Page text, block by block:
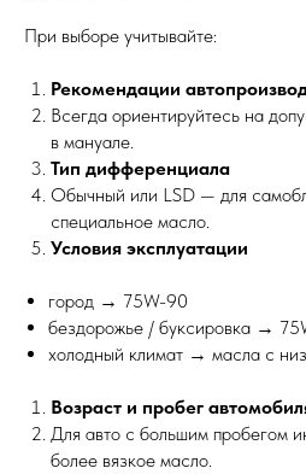
При выборе учитывайте:
Рекомендации
Всегда ориентируйтесь на
в мануале.
Тип дифференциала
Обычный или LSD — для
специальное масло.
Условия эксплуатации
город → 75W-90
бездорожье / буксировка →
холодный климат → масла с
Возраст и пробег
Для авто с большим пробегом
более вязкое масло.